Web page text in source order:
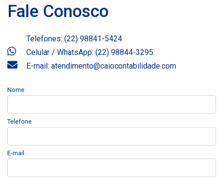
Fale Conosco
Telefones: (22) 98841-5424
Celular / WhatsApp: (22) 98844-3295
E-mail: atendimento@caiocontabilidade.com
Nome
Telefone
E-mail